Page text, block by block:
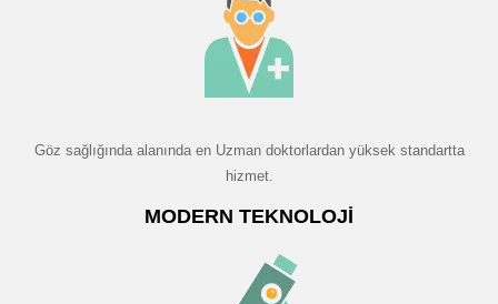
Göz sağlığında alanında en Uzman doktorlardan yüksek standartta
hizmet.
MODERN TEKNOLOJI